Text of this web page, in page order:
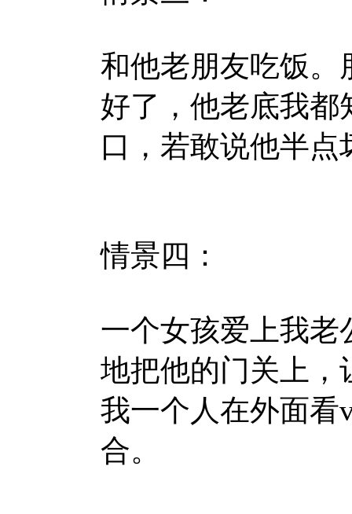
和他老朋友吃饭。
好了，他老底我都
口，若敢说他半点
情景四：
一个女孩爱上我老
地把他的门关上，
我一个人在外面看
合。